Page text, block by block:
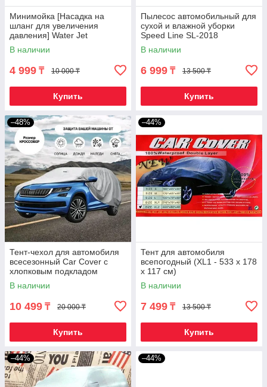
Минимойка [Насадка на
шланг для увеличения
давления] Water Jet
В наличии
4 999 ₸ 10 000 ₸
Купить
Пылесос автомобильный для
сухой и влажной уборки
Speed Line SL-2018
В наличии
6 999 ₸ 13 500 ₸
Купить
–48%
Тент-чехол для автомобиля
всесезонный Car Cover с
хлопковым подкладом
(Кроссовер)
В наличии
10 499 ₸ 20 000 ₸
Купить
–44%
Тент для автомобиля
всепогодный (XL1 - 533 x 178
x 117 см)
В наличии
7 499 ₸ 13 500 ₸
Купить
–44% –44%